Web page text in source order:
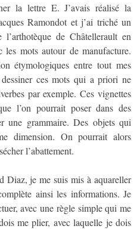
la lettre E. J’avais réalisé la
Ramondot et j’ai triché un
de Châtellerault en
les mots autour de manufacture.
étymologiques entre tout mes
dessiner ces mots qui a priori ne
par exemple. Ces vignettes
l’on pourrait poser dans des
une grammaire. Des objets qui
dimension. On pourrait alors
l’abattement.
Diaz, je me suis mis à aquareller
ainsi les informations. Je
avec une règle simple qui me
me plier, avec laquelle je dois